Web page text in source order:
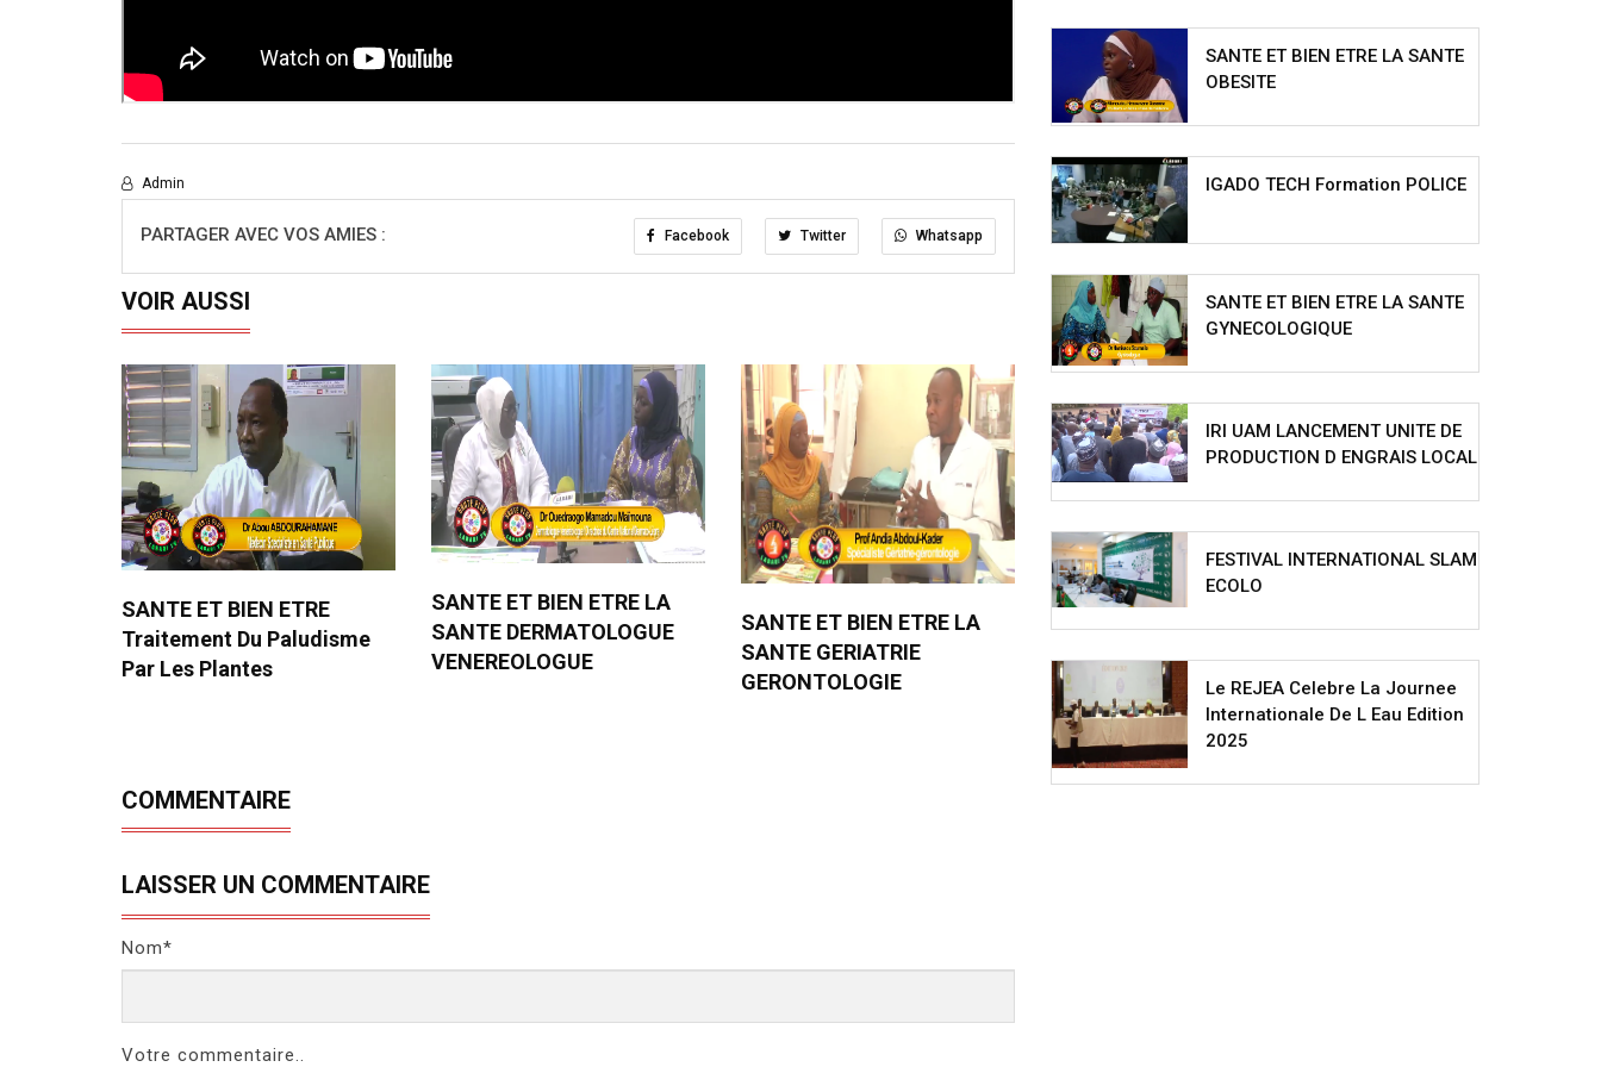
Admin
PARTAGER AVEC VOS AMIES : Facebook Twitter Whatsapp
VOIR AUSSI
SANTE ET BIEN ETRE
Traitement Du Paludisme
Par Les Plantes
SANTE ET BIEN ETRE LA
SANTE DERMATOLOGUE
VENEREOLOGUE
SANTE ET BIEN ETRE LA
SANTE GERIATRIE
GERONTOLOGIE
COMMENTAIRE
LAISSER UN COMMENTAIRE
Nom*
Votre commentaire..
SANTE ET BIEN ETRE LA SANTE
OBESITE
IGADO TECH Formation POLICE
SANTE ET BIEN ETRE LA SANTE
GYNECOLOGIQUE
IRI UAM LANCEMENT UNITE DE
PRODUCTION D ENGRAIS LOCAL
FESTIVAL INTERNATIONAL SLAM
ECOLO
Le REJEA Celebre La Journee
Internationale De L Eau Edition
2025